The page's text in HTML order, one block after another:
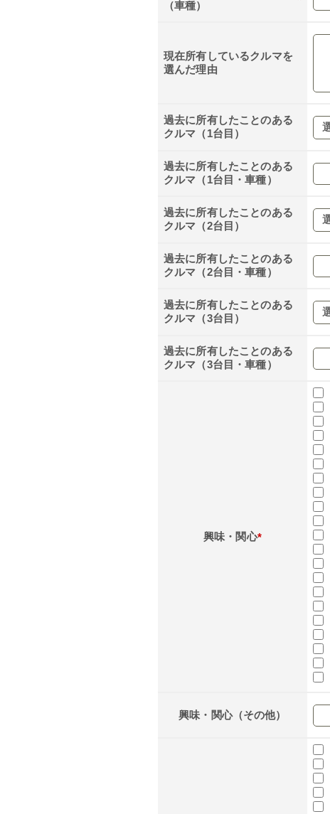
（車種）
現在所有しているクルマを
選んだ理由
過去に所有したことのある
クルマ（1台目）
過去に所有したことのある
クルマ（1台目・車種）
過去に所有したことのある
クルマ（2台目）
過去に所有したことのある
クルマ（2台目・車種）
過去に所有したことのある
クルマ（3台目）
過去に所有したことのある
クルマ（3台目・車種）
興味・関心*
興味・関心（その他）